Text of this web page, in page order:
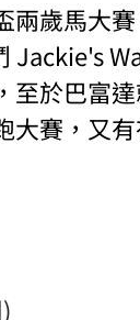
兩歲馬大
Jackie's
至於巴富
大賽，又